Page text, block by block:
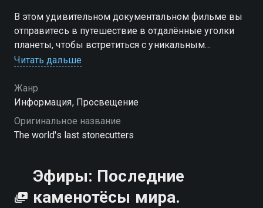
В этом удивительном документальном фильме вы
отправитесь в путешествие в отдалённые уголки
планеты, чтобы встретиться с уникальным
племенем. Узнайте о их традициях, мудрости и
из поколения в поколение
Читать дальше
Жанр
Информация, Просвещение
Оригинальное название
The world's last stonecutters
Эфиры: Последние
каменотёсы мира.